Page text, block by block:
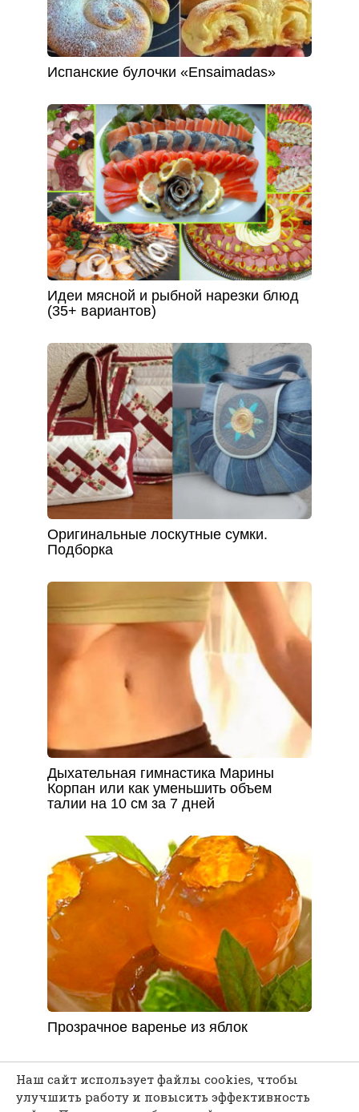
Испанские булочки «Ensaimadas»
Идеи мясной и рыбной нарезки блюд
(35+ вариантов)
Оригинальные лоскутные сумки.
Подборка
Дыхательная гимнастика Марины
Корпан или как уменьшить объем
талии на 10 см за 7 дней
Прозрачное варенье из яблок
Наш сайт использует файлы cookies, чтобы
улучшить работу и повысить эффективность